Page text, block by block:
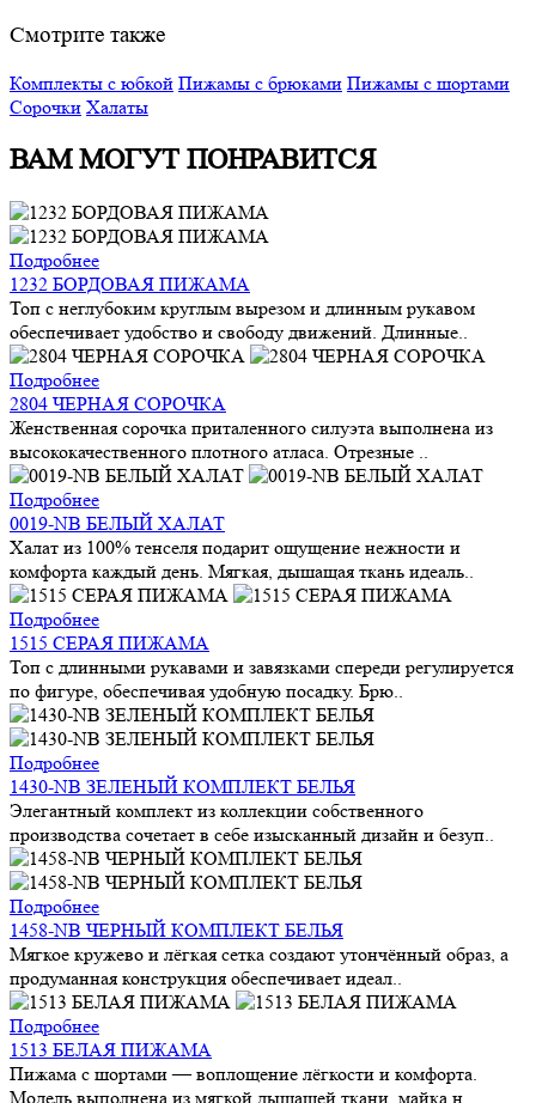
Смотрите также
Комплекты с юбкой Пижамы с брюками Пижамы с шортами
Сорочки Халаты
ВАМ МОГУТ ПОНРАВИТСЯ
Подробнее
1232 БОРДОВАЯ ПИЖАМА
Топ с неглубоким круглым вырезом и длинным рукавом
обеспечивает удобство и свободу движений. Длинные..
Подробнее
2804 ЧЕРНАЯ СОРОЧКА
Женственная сорочка приталенного силуэта выполнена из
высококачественного плотного атласа. Отрезные ..
Подробнее
0019-NB БЕЛЫЙ ХАЛАТ
Халат из 100% тенселя подарит ощущение нежности и
комфорта каждый день. Мягкая, дышащая ткань идеаль..
Подробнее
1515 СЕРАЯ ПИЖАМА
Топ с длинными рукавами и завязками спереди регулируется
по фигуре, обеспечивая удобную посадку. Брю..
Подробнее
1430-NB ЗЕЛЕНЫЙ КОМПЛЕКТ БЕЛЬЯ
Элегантный комплект из коллекции собственного
производства сочетает в себе изысканный дизайн и безуп..
Подробнее
1458-NB ЧЕРНЫЙ КОМПЛЕКТ БЕЛЬЯ
Мягкое кружево и лёгкая сетка создают утончённый образ, а
продуманная конструкция обеспечивает идеал..
Подробнее
1513 БЕЛАЯ ПИЖАМА
Пижама с шортами — воплощение лёгкости и комфорта.
Модель выполнена из мягкой дышащей ткани, майка н..